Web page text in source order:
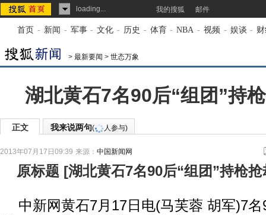
loading... 我的搜狐 邮件
首页 - 新闻 - 军事 - 文化 - 历史 - 体育 - NBA - 视频 - 娱谈 -
> 最新要闻 > 世态万象
湖北黄石7名90后“组团”持
正文 我来说两句( 人参与)
2013年07月17日09:39 来源： 中国新闻网
原标题 [湖北黄石7名90后“组团”持枪
中新网黄石7月17日电(马芙蓉 胡军)7名